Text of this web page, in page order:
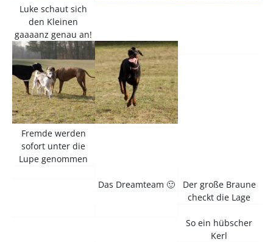
Luke schaut sich
den Kleinen
gaaaanz genau an!
Fremde werden
sofort unter die
Lupe genommen
Das Dreamteam 🙂
Der große Braune
checkt die Lage
So ein hübscher
Kerl